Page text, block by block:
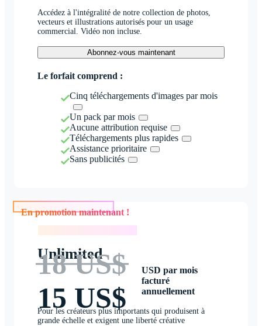
Accédez à l'intégralité de notre collection de photos,
vecteurs et illustrations autorisés pour un usage
commercial. Vidéo non incluse.
Abonnez-vous maintenant
Le forfait comprend :
Cinq téléchargements d'images par mois
Un pack par mois
Aucune attribution requise
Téléchargements plus rapides
Assistance prioritaire
Sans publicités
En promotion maintenant !
Unlimited
18 US$
15 US$
USD par mois
facturé
annuellement
Pour les créateurs plus importants qui produisent à
grande échelle et exigent une liberté créative